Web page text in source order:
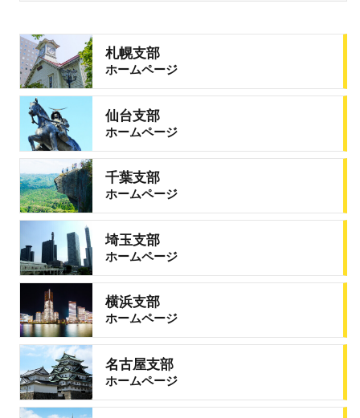
札幌支部
ホームページ
仙台支部
ホームページ
千葉支部
ホームページ
埼玉支部
ホームページ
横浜支部
ホームページ
名古屋支部
ホームページ